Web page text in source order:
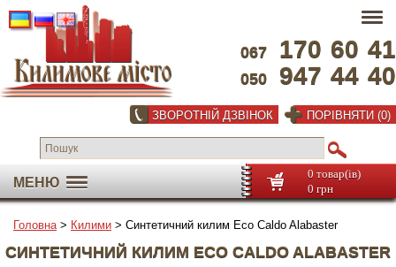
067 170 60 41
050 947 44 40
ЗВОРОТНІЙ ДЗВІНОК ПОРІВНЯТИ (0)
МЕНЮ
0 товар(ів)
0 грн
Головна> Килими > Синтетичний килим Eco Caldo Alabaster
СИНТЕТИЧНИЙ КИЛИМ ECO CALDO ALABASTER